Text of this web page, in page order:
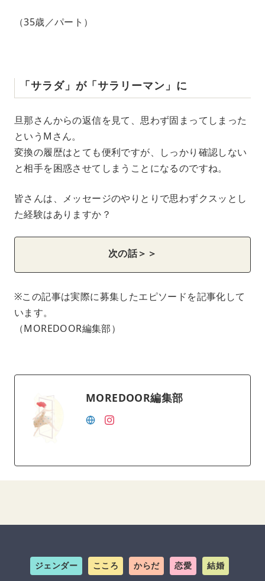
（35歳／パート）
「サラダ」が「サラリーマン」に
旦那さんからの返信を見て、思わず固まってしまった
というMさん。
変換の履歴はとても便利ですが、しっかり確認しない
と相手を困惑させてしまうことになるのですね。
皆さんは、メッセージのやりとりで思わずクスッとし
た経験はありますか？
次の話＞＞
※この記事は実際に募集したエピソードを記事化して
います。
（MOREDOOR編集部）
MOREDOOR編集部
ジェンダー こころ からだ 恋愛 結婚